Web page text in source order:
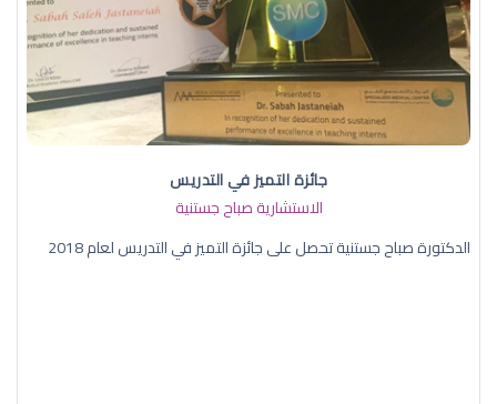
جائزة التميز في التدريس
الاستشارية صباح جستنية
الدكتورة صباح جستنية تحصل على جائزة التميز في التدريس لعام 2018